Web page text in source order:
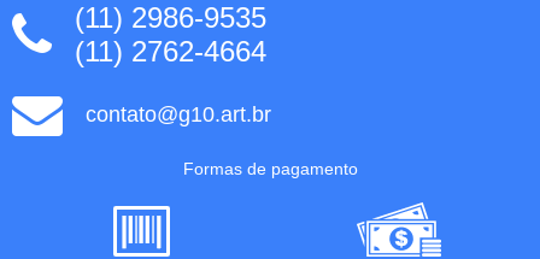
(11) 2986-9535
(11) 2762-4664
contato@g10.art.br
Formas de pagamento